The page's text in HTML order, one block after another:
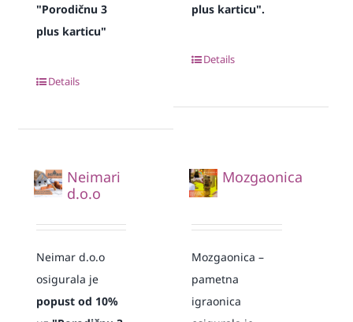
"Porodičnu 3
plus karticu"
Details
plus karticu".
Details
Neimari
d.o.o
Neimar d.o.o
osigurala je
popust od 10%
Mozgaonica
Mozgaonica –
pametna
igraonica